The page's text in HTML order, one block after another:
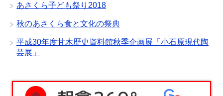
あさくら子ども祭り2018
秋のあさくら食と文化の祭典
平成30年度甘木歴史資料館秋季企画展「小石原現代陶
芸展」